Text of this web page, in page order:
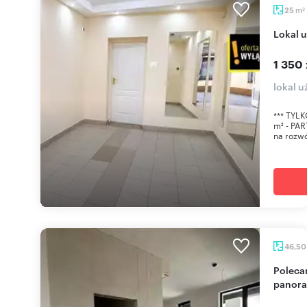
25 m2
Lokal
1 350
lokal
***
m² -
na
46,50
Polecam lokal użytkowy 46,5 m² z